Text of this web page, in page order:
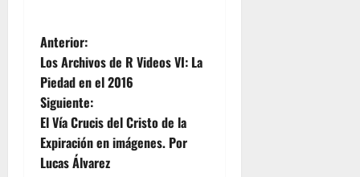
de la
corporación
para la
próxima
Semana
Santa.
Escucha"Semana
de
Cuaresma
N
a
v
e
Anterior:
Los Archivos de R Videos VI: La
Piedad en el 2016
Siguiente:
El Vía Crucis del Cristo de la
Expiración en imágenes. Por
Lucas Álvarez